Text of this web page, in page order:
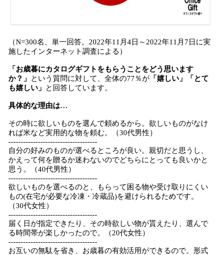
（N=300名、単一回答。2022年11月4日～2022年11月7日に実
施したインターネット調査による）
「お歳暮にカタログギフトをもらうことをどう思います
か？」
という質問に対して、全体の77％が 「嬉しい」「とて
も嬉しい」
と回答しています。
具体的な理由は…
その時に欲しいものを選んで頼めるから。欲しいものがなけ
れば米など実用的な物を頼む。（30代男性）
------------------------------------
自分の好みのものが選べるところが良い。親切だと思うし、
かえって何を贈るか迷わないのでどちらにとっても良いかと
思う。（40代男性）
------------------------------------
欲しいものを選べるのと、もらって困る物や受け取りにくい
もの(在宅が必要な冷凍・冷蔵品)を避けられるためです。
（30代女性）
------------------------------------
届く日が指定できたり、その時欲しい物が貰えたり、選んで
る時間帯が楽しかったので。（20代女性）
------------------------------------
お互いの無駄を省き、お歳暮の有効活用ができるので。形式